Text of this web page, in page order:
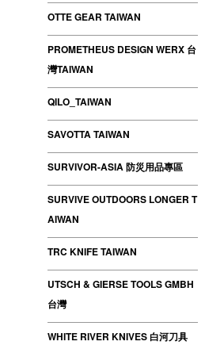
OTTE GEAR TAIWAN
PROMETHEUS DESIGN WERX 台
灣TAIWAN
QILO_TAIWAN
SAVOTTA TAIWAN
SURVIVOR-ASIA 防災用品專區
SURVIVE OUTDOORS LONGER T
AIWAN
TRC KNIFE TAIWAN
UTSCH & GIERSE TOOLS GMBH
台灣
WHITE RIVER KNIVES 白河刀具